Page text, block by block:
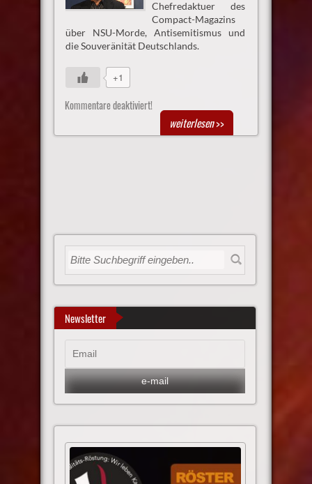
Chefredaktuer des
Compact-Magazins
über NSU-Morde, Antisemitismus und
die Souveränität Deutschlands.
+1
Kommentare deaktiviert!
weiterlesen>>
Newsletter